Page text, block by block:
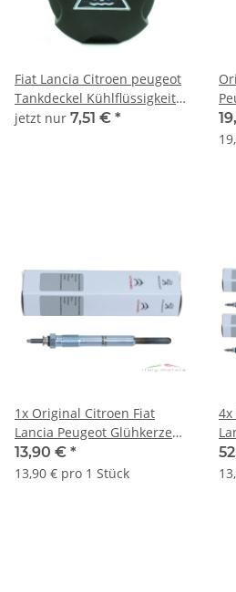
Fiat Lancia Citroen peugeot
Tankdeckel Kühlflüssigkeit
9638001280 1306.C9
jetzt nur 7,51 € *
1x Original Citroen Fiat
Lancia Peugeot Glühkerze
Glühstift 5960.F5
13,90 € *
13,90 € pro 1 Stück